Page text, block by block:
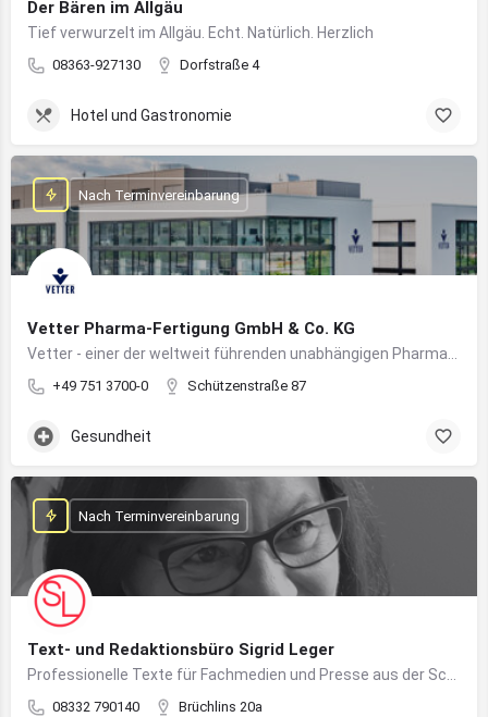
Der Bären im Allgäu
Tief verwurzelt im Allgäu. Echt. Natürlich. Herzlich
08363-927130 Dorfstraße 4
Hotel und Gastronomie
Vetter Pharma-Fertigung GmbH & Co. KG
+49 751 3700-0 Schützenstraße 87
Nach Terminvereinbarung
Gesundheit
Text- und Redaktionsbüro Sigrid Leger
08332 790140 Brüchlins 20a
Nach Terminvereinbarung